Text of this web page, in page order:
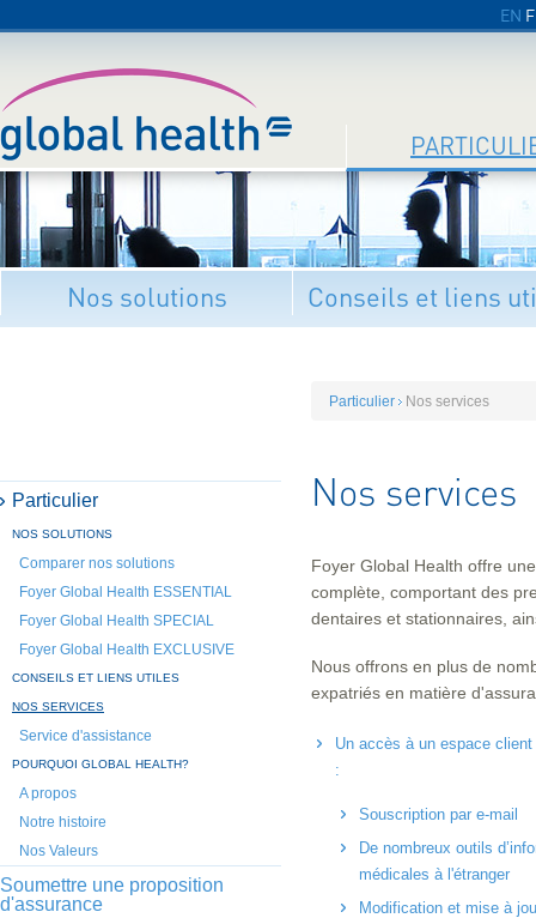
EN
Nos solutions Conseils et liens
Particulier Nos services
Particulier
NOS SOLUTIONS
Comparer nos solutions
Foyer Global Health ESSENTIAL
Foyer Global Health SPECIAL
Foyer Global Health EXCLUSIVE
CONSEILS ET LIENS UTILES
NOS SERVICES
Service d'assistance
POURQUOI GLOBAL HEALTH?
A propos
Notre histoire
Nos Valeurs
Soumettre une proposition
d'assurance
Nos services
Foyer Global Health offre
complète, comportant des
dentaires et stationnaires,
Nous offrons en plus de
expatriés en matière
Un accès à un espace
:
Souscription par e-mail
De nombreux outils
médicales à l'étranger
Modification et mise à